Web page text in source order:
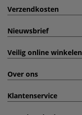
Verzendkosten
Nieuwsbrief
Veilig online winkelen
Over ons
Klantenservice